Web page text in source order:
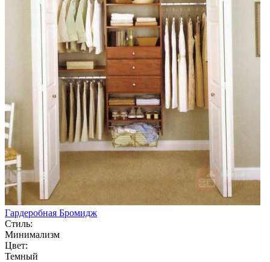
Гардеробная Бромидж
Стиль:
Минимализм
Цвет:
Темный